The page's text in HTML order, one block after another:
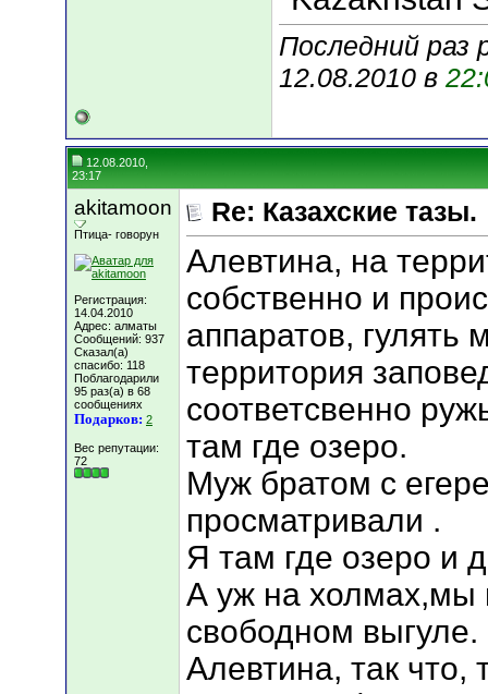
Последний раз
12.08.2010 в
12.08.2010,
23:17
akitamoon
Птица- говорун
Регистрация:
14.04.2010
Адрес: алматы
Сообщений: 937
Сказал(а)
спасибо: 118
Поблагодарили
95 раз(а) в 68
сообщениях
Подарков: 2
Вес репутации:
72
Re: Казахские тазы.
Алевтина, на
собственно и
аппаратов, гулять
территория
соответсвенно
там где озеро.
Муж братом с
просматривали .
Я там где озеро и
А уж на холмах,мы
свободном выгуле.
Алевтина, так что,